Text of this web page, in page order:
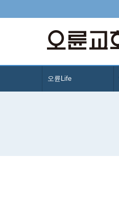
오륜Life